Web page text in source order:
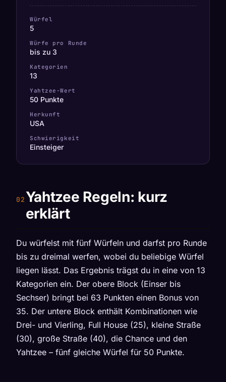
Würfel
5
Würfe pro Runde
bis zu 3
Kategorien
13
Yahtzee-Wert
50 Punkte
Herkunft
USA
Schwierigkeit
Einsteiger
Yahtzee Regeln: kurz
erklärt
Du würfelst mit fünf Würfeln und darfst pro Runde
bis zu dreimal werfen, wobei du beliebige Würfel
liegen lässt. Das Ergebnis trägst du in eine von 13
Kategorien ein. Der obere Block (Einser bis
Sechser) bringt bei 63 Punkten einen Bonus von
35. Der untere Block enthält Kombinationen wie
Drei- und Vierling, Full House (25), kleine Straße
(30), große Straße (40), die Chance und den
Yahtzee – fünf gleiche Würfel für 50 Punkte.